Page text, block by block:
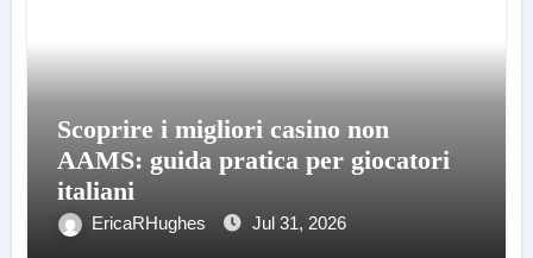
Scoprire i migliori casino non
AAMS: guida pratica per giocatori
italiani
EricaRHughes Jul 31, 2026